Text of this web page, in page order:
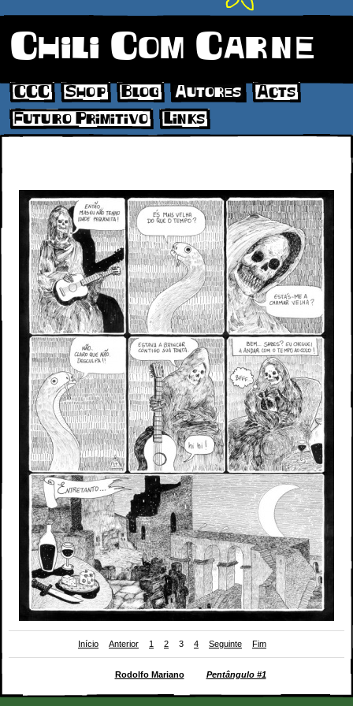
Chili Com Carne
CCC Shop Blog Autores
Acts
Futuro Primitivo
Links
Início Anterior 1 2 3 4 Seguinte Fim
Rodolfo Marianopara Pentângulo #1(Ar.Co + Chili Com